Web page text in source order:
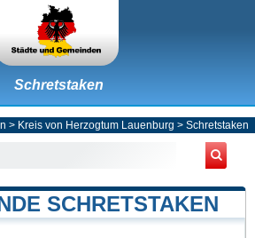
Schretstaken
> Kreis von Herzogtum Lauenburg > Schretstaken
SCHRETSTAKEN